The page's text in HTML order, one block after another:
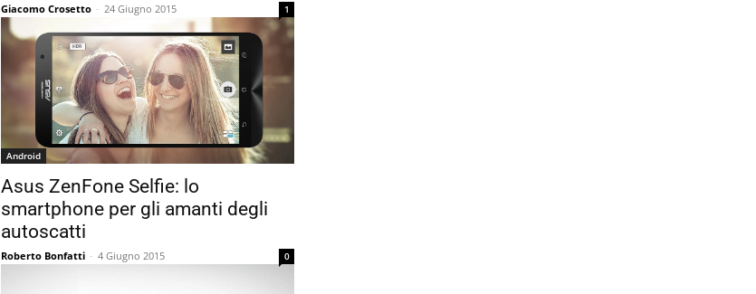
Giacomo Crosetto - 24 Giugno 2015 1
Android
Asus ZenFone Selfie: lo
smartphone per gli amanti degli
autoscatti
Roberto Bonfatti - 4 Giugno 2015 0